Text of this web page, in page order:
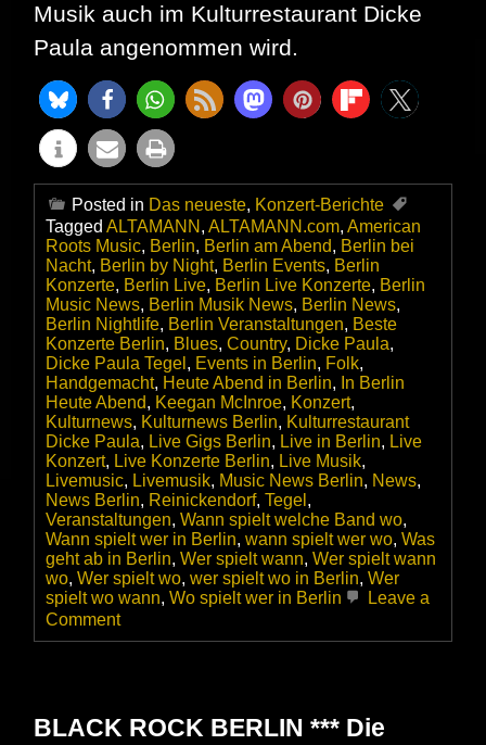
Musik auch im Kulturrestaurant Dicke
Paula angenommen wird.
Posted in Das neueste, Konzert-Berichte
Tagged ALTAMANN , ALTAMANN.com, American
Roots Music, Berlin, Berlin am Abend, Berlin bei
Nacht, Berlin by Night, Berlin Events, Berlin
Konzerte, Berlin Live, Berlin Live Konzerte, Berlin
Music News, Berlin Musik News, Berlin News,
Berlin Nightlife, Berlin Veranstaltungen, Beste
Konzerte Berlin, Blues, Country, Dicke Paula,
Dicke Paula Tegel , Events in Berlin, Folk,
Handgemacht, Heute Abend in Berlin, In Berlin
Heute Abend, Keegan McInroe, Konzert,
Kulturnews, Kulturnews Berlin, Kulturrestaurant
Dicke Paula, Live Gigs Berlin, Live in Berlin, Live
Konzert, Live Konzerte Berlin, Live Musik,
Livemusic, Livemusik, Music News Berlin, News,
News Berlin, Reinickendorf, Tegel ,
Veranstaltungen, Wann spielt welche Band wo,
Wann spielt wer in Berlin, wann spielt wer wo, Was
geht ab in Berlin, Wer spielt wann, Wer spielt wann
wo, Wer spielt wo, wer spielt wo in Berlin, Wer
spielt wo wann, Wo spielt wer in Berlin
Leave a
Commenton
Keegan
Folk
&
BLACK ROCK BERLIN *** Die